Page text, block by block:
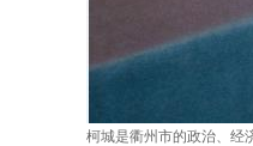
柯城是衢州市的政治、经